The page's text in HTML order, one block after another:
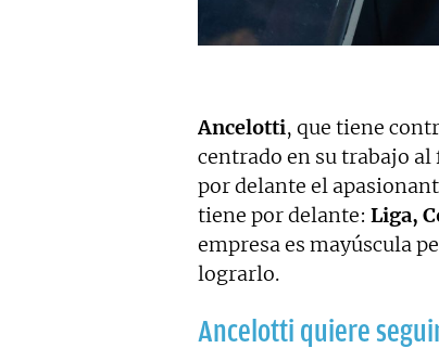
Ancelotti, que tiene
centrado en su trabajo
por delante el
tiene por delante: Liga,
empresa es mayúscula
lograrlo.
Ancelotti quiere